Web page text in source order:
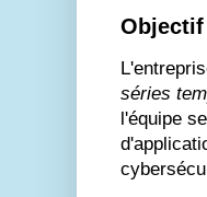
séries
l'équipe